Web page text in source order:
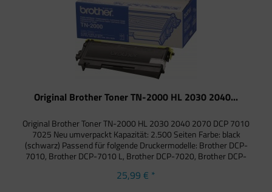
Original Brother Toner TN-2000 HL 2030 2040...
Original Brother Toner TN-2000 HL 2030 2040 2070 DCP 7010
7025 Neu umverpackt Kapazität: 2.500 Seiten Farbe: black
(schwarz) Passend für folgende Druckermodelle: Brother DCP-
7010, Brother DCP-7010 L, Brother DCP-7020, Brother DCP-
25,99 € *